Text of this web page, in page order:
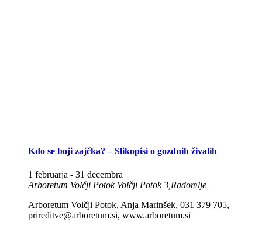
Kdo se boji zajčka? – Slikopisi o gozdnih živalih
1 februarja - 31 decembra
Arboretum Volčji Potok Volčji Potok 3,Radomlje
Arboretum Volčji Potok, Anja Marinšek, 031 379 705,
prireditve@arboretum.si, www.arboretum.si